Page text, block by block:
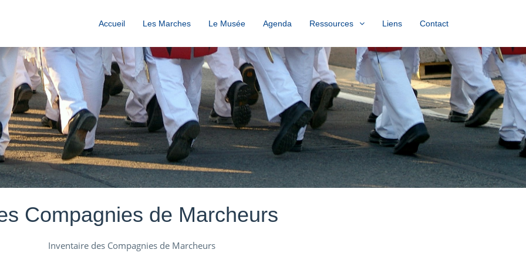
Accueil Les Marches Le Musée Agenda Ressources Liens Contact
Compagnies de Marcheurs
Inventaire des Compagnies de Marcheurs